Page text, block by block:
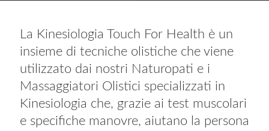
La Kinesiologia Touch For Health è un
insieme di tecniche olistiche che viene
utilizzato dai nostri Naturopati e i
Massaggiatori Olistici specializzati in
Kinesiologia che, grazie ai test muscolari
e specifiche manovre, aiutano la persona